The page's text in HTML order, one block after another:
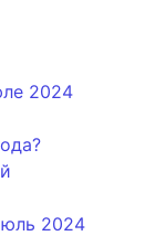
2024
2024